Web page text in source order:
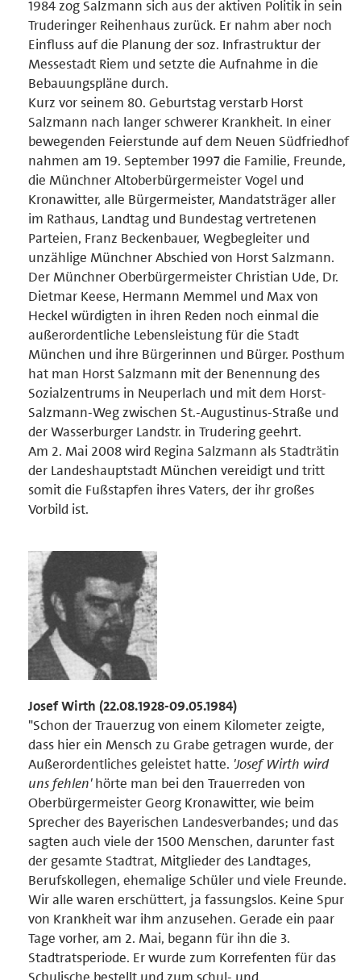
1984 zog Salzmann sich aus der aktiven Politik in sein
Truderinger Reihenhaus zurück. Er nahm aber noch
Einfluss auf die Planung der soz. Infrastruktur der
Messestadt Riem und setzte die Aufnahme in die
Bebauungspläne durch.
Kurz vor seinem 80. Geburtstag verstarb Horst
Salzmann nach langer schwerer Krankheit. In einer
bewegenden Feierstunde auf dem Neuen Südfriedhof
nahmen am 19. September 1997 die Familie, Freunde,
die Münchner Altoberbürgermeister Vogel und
Kronawitter, alle Bürgermeister, Mandatsträger aller
im Rathaus, Landtag und Bundestag vertretenen
Parteien, Franz Beckenbauer, Wegbegleiter und
unzählige Münchner Abschied von Horst Salzmann.
Der Münchner Oberbürgermeister Christian Ude, Dr.
Dietmar Keese, Hermann Memmel und Max von
Heckel würdigten in ihren Reden noch einmal die
außerordentliche Lebensleistung für die Stadt
München und ihre Bürgerinnen und Bürger. Posthum
hat man Horst Salzmann mit der Benennung des
Sozialzentrums in Neuperlach und mit dem Horst-
Salzmann-Weg zwischen St.-Augustinus-Straße und
der Wasserburger Landstr. in Trudering geehrt.
Am 2. Mai 2008 wird Regina Salzmann als Stadträtin
der Landeshauptstadt München vereidigt und tritt
somit die Fußstapfen ihres Vaters, der ihr großes
Vorbild ist.
Josef Wirth (22.08.1928-09.05.1984)
"Schon der Trauerzug von einem Kilometer zeigte,
dass hier ein Mensch zu Grabe getragen wurde, der
Außerordentliches geleistet hatte. 'Josef Wirth wird
uns fehlen'hörte man bei den Trauerreden von
Oberbürgermeister Georg Kronawitter, wie beim
Sprecher des Bayerischen Landesverbandes; und das
sagten auch viele der 1500 Menschen, darunter fast
der gesamte Stadtrat, Mitglieder des Landtages,
Berufskollegen, ehemalige Schüler und viele Freunde.
Wir alle waren erschüttert, ja fassungslos. Keine Spur
von Krankheit war ihm anzusehen. Gerade ein paar
Tage vorher, am 2. Mai, begann für ihn die 3.
Stadtratsperiode. Er wurde zum Korrefenten für das
Schulische bestellt und zum schul- und